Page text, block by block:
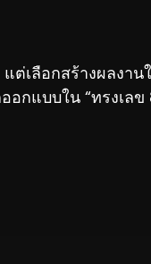
ต่เลือกสร้างผลงา
กแบบใน “ทรงเลข